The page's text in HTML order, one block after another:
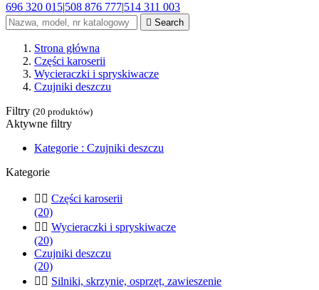
696 320 015|508 876 777|514 311 003
 Search
Strona główna
Części karoserii
Wycieraczki i spryskiwacze
Czujniki deszczu
Filtry (20 produktów)
Aktywne filtry
Kategorie : Czujniki deszczu
Kategorie
  Części karoserii
(20)
  Wycieraczki i spryskiwacze
(20)
Czujniki deszczu
(20)
  Silniki, skrzynie, osprzęt, zawieszenie